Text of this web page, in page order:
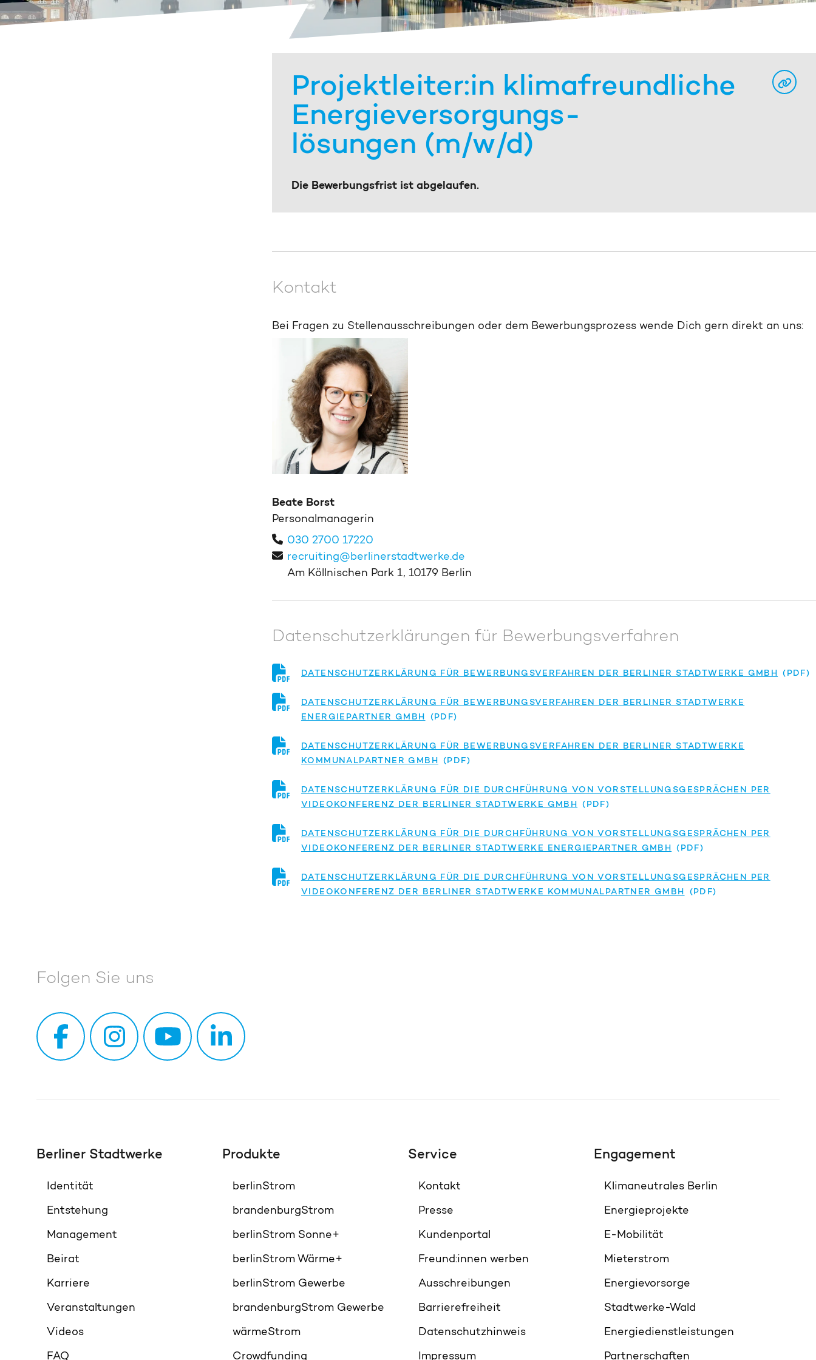
Projektleiter:in klima­freundliche
Energie­versorgungs­
lösungen (m/w/d)
Die Bewerbungsfrist ist abgelaufen.
Kontakt
Bei Fragen zu Stellenausschreibungen oder dem Bewerbungsprozess wende Dich gern direkt an uns:
Beate Borst
Personalmanagerin
030 2700 17220
recruiting@berlinerstadtwerke.de
Am Köllnischen Park 1, 10179 Berlin
Datenschutzerklärungen für Bewerbungsverfahren
DATENSCHUTZERKLÄRUNG FÜR BEWERBUNGSVERFAHREN DER BERLINER STADTWERKE GMBH
DATENSCHUTZERKLÄRUNG FÜR BEWERBUNGSVERFAHREN DER BERLINER STADTWERKE
ENERGIEPARTNER GMBH
DATENSCHUTZERKLÄRUNG FÜR BEWERBUNGSVERFAHREN DER BERLINER STADTWERKE
KOMMUNALPARTNER GMBH
DATENSCHUTZERKLÄRUNG FÜR DIE DURCHFÜHRUNG VON VORSTELLUNGSGESPRÄCHEN PER
VIDEOKONFERENZ DER BERLINER STADTWERKE GMBH
DATENSCHUTZERKLÄRUNG FÜR DIE DURCHFÜHRUNG VON VORSTELLUNGSGESPRÄCHEN PER
VIDEOKONFERENZ DER BERLINER STADTWERKE ENERGIEPARTNER GMBH
DATENSCHUTZERKLÄRUNG FÜR DIE DURCHFÜHRUNG VON VORSTELLUNGSGESPRÄCHEN PER
VIDEOKONFERENZ DER BERLINER STADTWERKE KOMMUNALPARTNER GMBH
Folgen Sie uns
Berliner Stadtwerke
Identität
Entstehung
Management
Beirat
Karriere
Veranstaltungen
Videos
FAQ
Produkte
berlinStrom
brandenburgStrom
berlinStrom Sonne+
berlinStrom Wärme+
berlinStrom Gewerbe
brandenburgStrom Gewerbe
wärmeStrom
Crowdfunding
Service
Kontakt
Presse
Kundenportal
Freund:innen werben
Ausschreibungen
Barrierefreiheit
Datenschutzhinweis
Impressum
Engagement
Klimaneutrales Berlin
Energieprojekte
E-Mobilität
Mieterstrom
Energievorsorge
Stadtwerke-Wald
Energiedienstleistungen
Partnerschaften